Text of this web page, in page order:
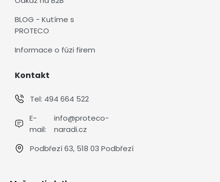
BLOG - Kutíme s
PROTECO
Informace o fúzi firem
Kontakt
Tel: 494 664 522
E-
mail:
info@proteco-
naradi.cz
Podbřezí 63, 518 03 Podbřezí